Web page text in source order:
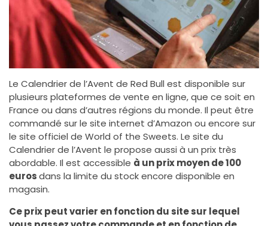
Le Calendrier de l’Avent de Red Bull est disponible sur
plusieurs plateformes de vente en ligne, que ce soit en
France ou dans d’autres régions du monde. Il peut être
commandé sur le site internet d’Amazon ou encore sur
le site officiel de World of the Sweets. Le site du
Calendrier de l’Avent le propose aussi à un prix très
abordable. Il est accessible à un prix moyen de 100
eurosdans la limite du stock encore disponible en
magasin.
Ce prix peut varier en fonction du site sur lequel